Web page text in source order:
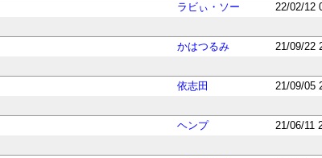
ラビぃ・ソー 22/02/12
かはつるみ 21/09/22
依志田 21/09/05
ヘンプ 21/06/11